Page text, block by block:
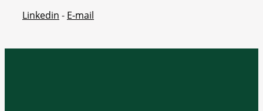
Linkedin - E-mail